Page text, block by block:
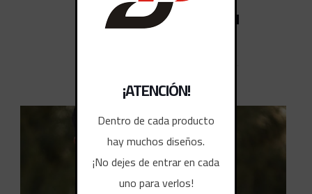
CAMISETAS DEPORTIVAS 1
¡ATENCIÓN!
Dentro de cada producto
hay muchos diseños.
¡No dejes de entrar en cada
uno para verlos!